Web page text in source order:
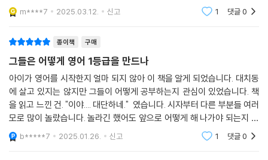
좋는 영어 교육서 입니다.
m****7 2025.03.12. 신고 1 댓글0
종이책 구매
그들은 어떻게 영어 1등급을 만드나
아이가 영어를 시작한지 얼마 되지 않아 이 책을 알게 되었습니다. 대치동
에 살고 있지는 않지만 그들이 어떻게 공부하는지 관심이 있었습니다. 책
을 읽고 느낀 건. "이야.... 대단하네." 였습니다. 시자부터 다른 부분들 여러
모로 많이 놀랐습니다. 놀라긴 했어도 앞으로 어떻게 해 나가야 되는지 장
기적 계획이 조금 잡히기도 했습니다. 첫 술에 배 부를 수는 없지만 하나 하
나 꾸준히
b*****7 2025.01.26. 신고 1 댓글0